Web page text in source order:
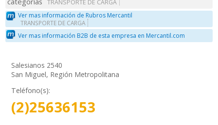
TRANSPORTE DE CARGA
Ver mas información de Rubros Mercantil
TRANSPORTE DE CARGA
Ver mas información B2B de esta empresa en Mercantil.com
Salesianos 2540
San Miguel, Región Metropolitana
Teléfono(s):
(2)25636153